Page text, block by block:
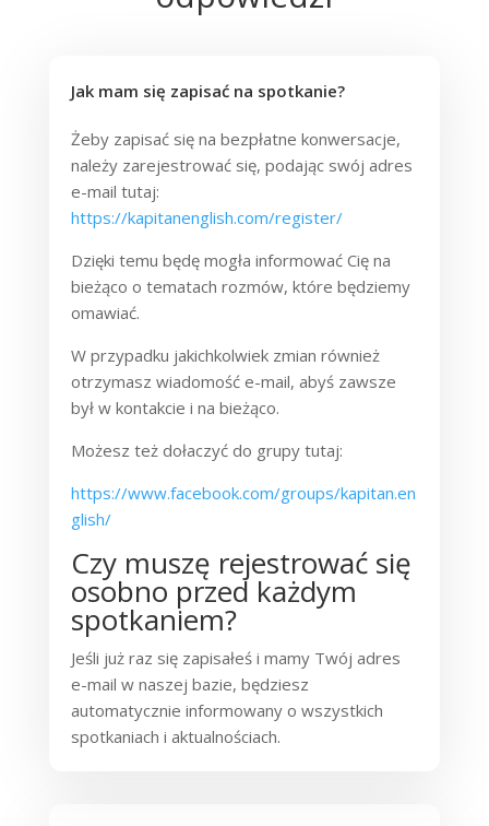
Jak mam się zapisać na spotkanie?
Żeby zapisać się na bezpłatne konwersacje,
należy zarejestrować się, podając swój adres
e-mail tutaj:
https://kapitanenglish.com/register/
Dzięki temu będę mogła informować Cię na
bieżąco o tematach rozmów, które będziemy
omawiać.
W przypadku jakichkolwiek zmian również
otrzymasz wiadomość e-mail, abyś zawsze
był w kontakcie i na bieżąco.
Możesz też dołaczyć do grupy tutaj:
https://www.facebook.com/groups/kapitan.en
glish/
Czy muszę rejestrować się
osobno przed każdym
spotkaniem?
Jeśli już raz się zapisałeś i mamy Twój adres
e-mail w naszej bazie, będziesz
automatycznie informowany o wszystkich
spotkaniach i aktualnościach.